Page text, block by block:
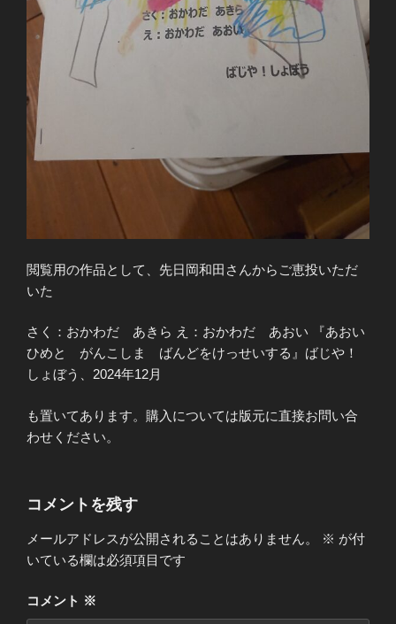
閲覧用の作品として、先日岡和田さんからご恵投いただ
いた
さく：おかわだ あきら え：おかわだ あおい 『あおい
ひめと がんこしま ばんどをけっせいする』ばじや！
しょぼう、2024年12月
も置いてあります。購入については版元に直接お問い合
わせください。
コメントを残す
メールアドレスが公開されることはありません。 ※ が付
いている欄は必須項目です
コメント ※